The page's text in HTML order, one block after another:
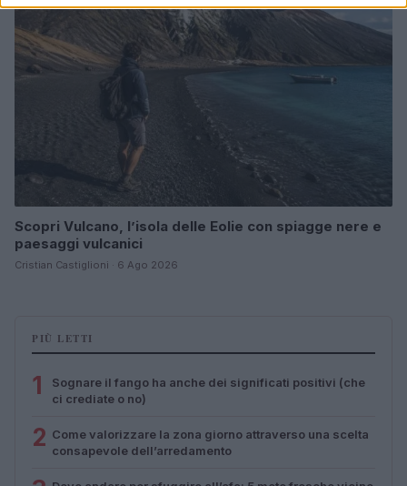
Scopri Vulcano, l’isola delle Eolie con spiagge nere e
paesaggi vulcanici
Cristian Castiglioni · 6 Ago 2026
PIÙ LETTI
1
Sognare il fango ha anche dei significati positivi (che
ci crediate o no)
2 Come valorizzare la zona giorno attraverso una scelta
consapevole dell’arredamento